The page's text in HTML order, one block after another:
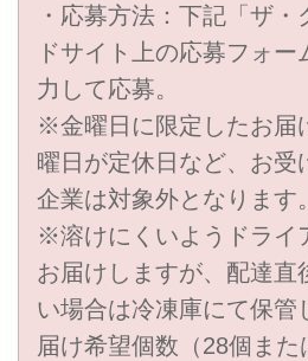
・応募方法：下記「ザ
ドサイト上の応募フォー
力して応募。
※金曜日に限定したお届
曜日が定休日など、お受
企業は対象外となります。
※溶けにくいようドライ
お届けしますが、配達直
い場合は冷凍庫にて保管
届け希望個数（28個また